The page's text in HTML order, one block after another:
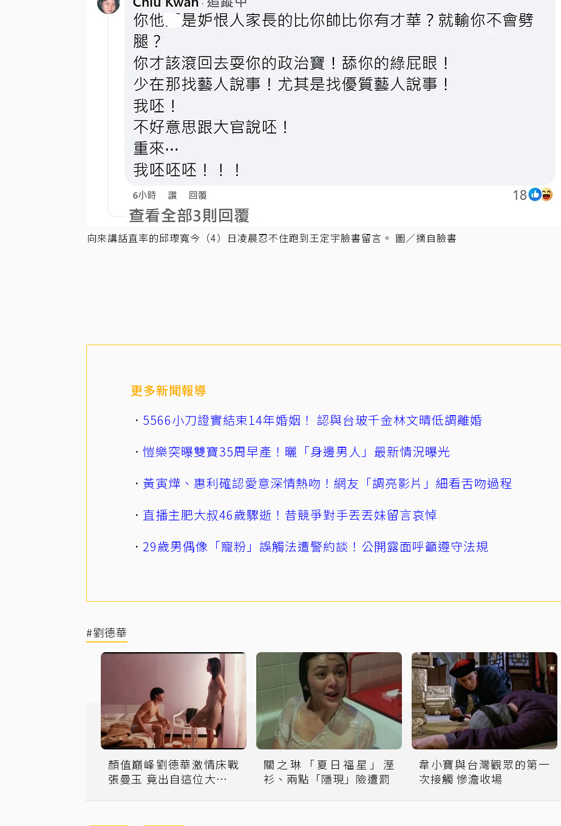
向來講話直率的邱瓈寬今（4）日凌晨忍不住跑到王定宇臉書留言。 圖／摘自臉書
更多新聞報導
5566小刀證實結束14年婚姻！ 認與台玻千金林文晴低調離婚
愷樂突曝雙寶35周早產！曬「身邊男人」最新情況曝光
黃寅燁、惠利確認愛意深情熱吻！網友「調亮影片」細看舌吻過程
直播主肥大叔46歲驟逝！昔競爭對手丟丟妹留言哀悼
29歲男偶像「寵粉」誤觸法遭警約談！公開露面呼籲遵守法規
#劉德華
顏值巔峰劉德華激情床戰
張曼玉 竟出自這位大師手
關之琳「夏日福星」溼
衫、兩點「隱現」險遭罰
韋小寶與台灣觀眾的第一
次接觸 慘澹收場